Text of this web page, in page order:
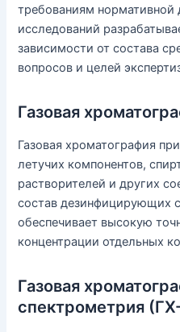
требованиям
исследований
зависимости от состава
вопросов и целей
Газовая
Газовая хроматография
летучих компонентов,
растворителей и других
состав дезинфицирующих
обеспечивает высокую
концентрации отдельных
Газовая
спектрометрия